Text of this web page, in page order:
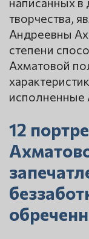
творчества,
Андреевны
степени
Ахматовой
исполненные
12